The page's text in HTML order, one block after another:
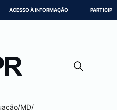
CONTEÚDO
ACESSO À INFORMAÇÃO PARTICIPE
/MD/